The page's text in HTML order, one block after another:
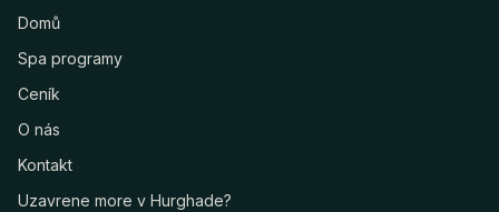
Domů
Spa programy
Ceník
O nás
Kontakt
Uzavrene more v Hurghade?